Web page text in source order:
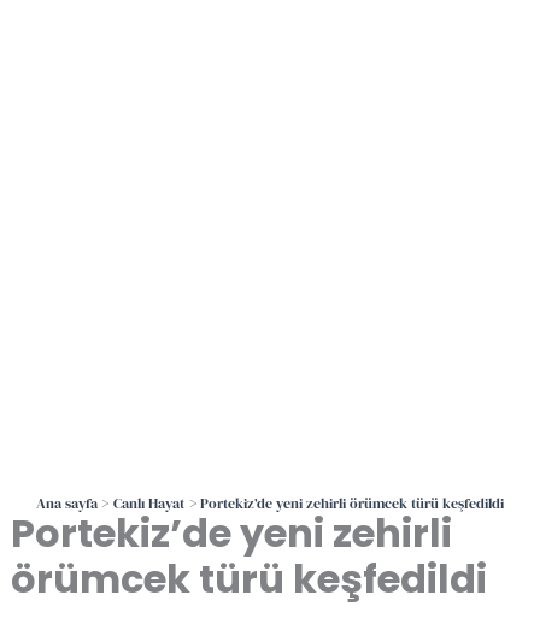
Ana sayfa Canlı Hayat Portekiz’de yeni zehirli örümcek türü keşfedildi
Portekiz’de yeni zehirli
örümcek türü keşfedildi